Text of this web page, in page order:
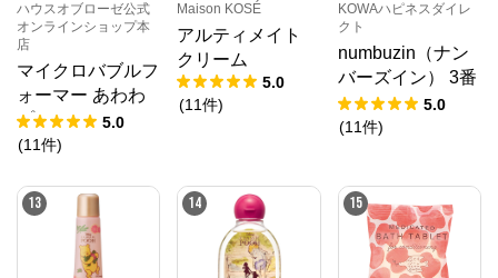
ハウスオブローゼ公式
オンラインショップ本
店
マイクロバブルフ
ォーマー あわわ
プレシャス ホワ
イト
5.0
(11件)
Maison KOSÉ
アルティメイト
クリーム
5.0
(11件)
KOWAハピネスダイレ
クト
numbuzin（ナン
バーズイン） 3番
すべすべキメケア
シートマスク
5.0
(11件)
13 14 15